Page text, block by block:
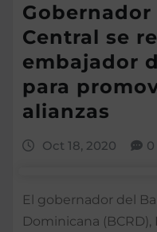
Central se
embajador
para
alianzas
Oct 18, 2020 0
El gobernador del
Dominicana